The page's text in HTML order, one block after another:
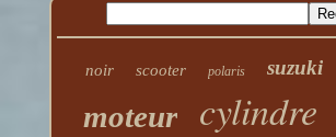
noir scooter polaris suzuki
moteur cylindre